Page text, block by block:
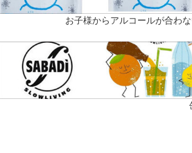
お子様からアルコールが合わ